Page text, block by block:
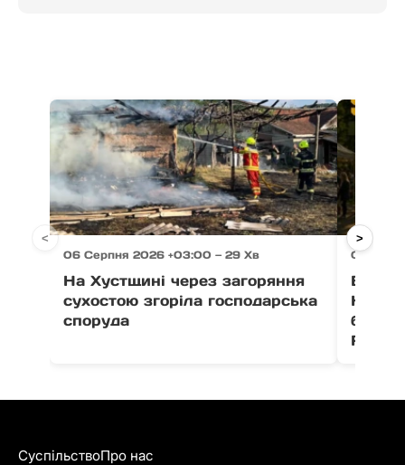
06 Серпня 2026 +03:00 — 29 Хв
На Хустщині через загоряння
сухостою згоріла господарська
споруда
06
В
Fest
< >
СуспільствоПро нас